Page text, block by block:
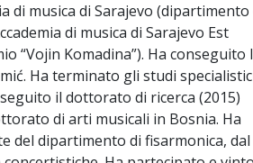
di musica di Sarajevo (dipartimento
di musica di Sarajevo Est
“Vojin Komadina”). Ha conseguito
Ha terminato gli studi
il dottorato di ricerca (2015)
di arti musicali in Bosnia. Ha
del dipartimento di fisarmonica, dal